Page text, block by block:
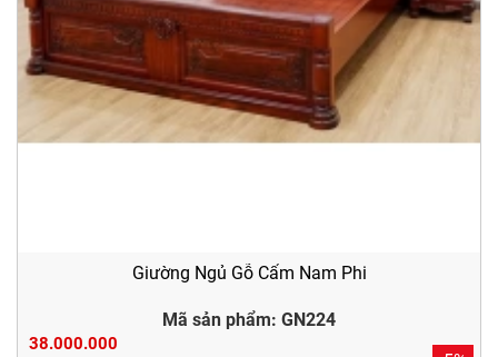
Giường Ngủ Gỗ Cẩm Nam Phi
Mã sản phẩm: GN224
38.000.000